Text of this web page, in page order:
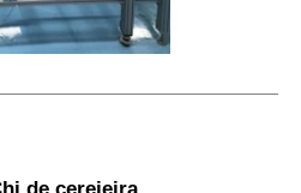
de cerejeira